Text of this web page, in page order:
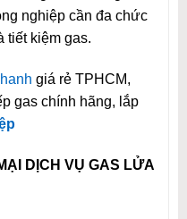
nghiệp cần đa chức
tiết kiệm gas.
giá rẻ TPHCM,
gas chính hãng, lắp
DỊCH VỤ GAS LỬA